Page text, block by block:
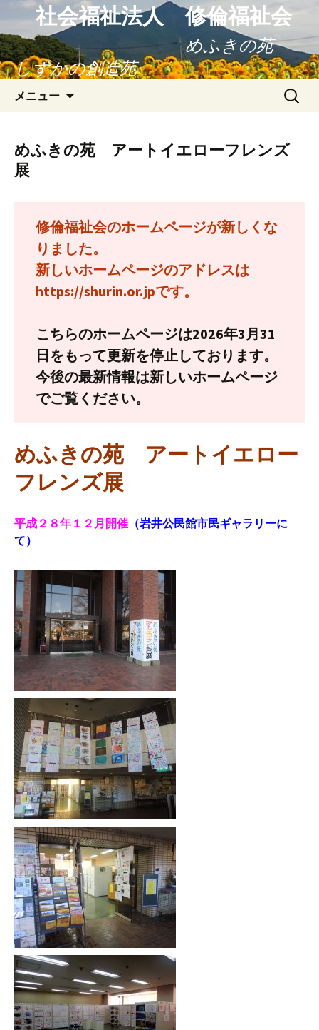
社会福祉法人 修倫福祉会
めふきの苑
しずかの創造苑
メニュー
ン
ツ
ッ
プ
検
めふきの苑 アートイエローフレンズ
展
修倫福祉会のホームページが新しくな
りました。
新しいホームページのアドレスは
https://shurin.or.jpです。
こちらのホームページは2026年3月31
日をもって更新を停止しております。
今後の最新情報は新しいホームページ
でご覧ください。
めふきの苑 アートイエロー
フレンズ展
平成２８年１２月開催 （岩井公民館市民ギャラリーに
て）